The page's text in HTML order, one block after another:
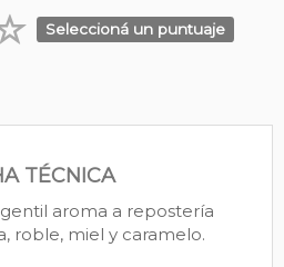
Seleccioná un puntuaje
TÉCNICA
aroma a repostería
roble, miel y caramelo.